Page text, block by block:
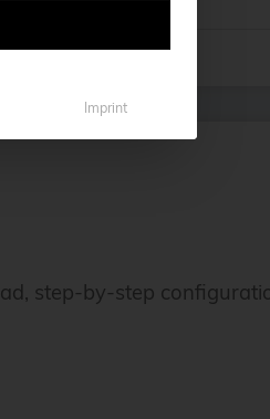
step-by-step
Imprint